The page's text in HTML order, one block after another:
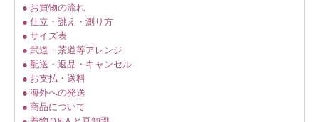
● お買物の流れ
● 仕立・誂え・測り方
● サイズ表
● 武道・茶道等アレンジ
● 配送・返品・キャンセル
● お支払・送料
● 海外への発送
● 商品について